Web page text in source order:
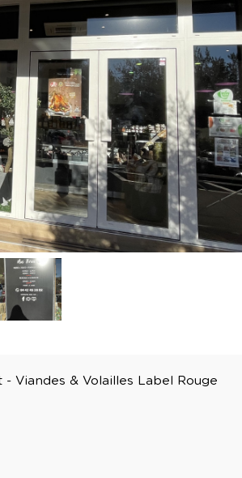
Viandes & Volailles Label Rouge